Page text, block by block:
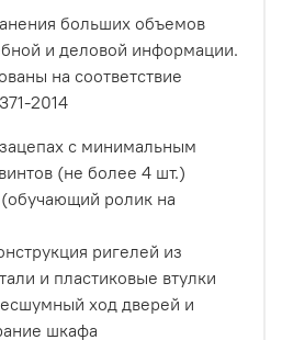
больших объемов
и деловой информации.
на соответствие
2014
с минимальным
(не более 4 шт.)
ролик на
ригелей из
и пластиковые втулки
ход дверей и
шкафа